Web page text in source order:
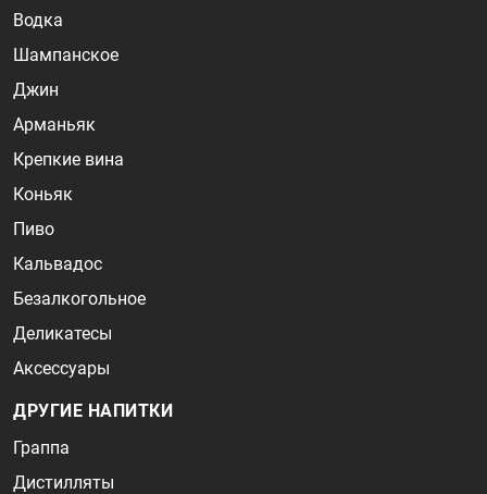
Водка
Шампанское
Джин
Арманьяк
Крепкие вина
Коньяк
Пиво
Кальвадос
Безалкогольное
Деликатесы
Аксессуары
ДРУГИЕ НАПИТКИ
Граппа
Дистилляты